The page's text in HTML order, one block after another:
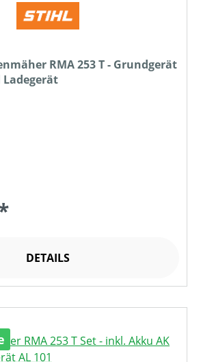
RMA 253 T - Grundgerät
DETAILS